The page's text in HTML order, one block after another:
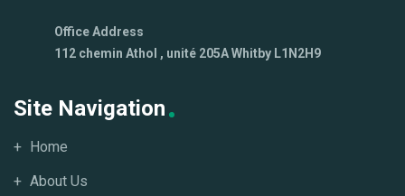
Office Address
112 chemin Athol , unité 205A Whitby L1N2H9
Site Navigation
Home
About Us